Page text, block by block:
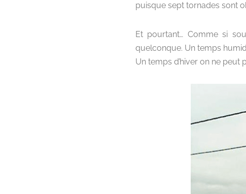
puisque sept tornades sont
Et pourtant… Comme si
quelconque. Un temps
Un temps d’hiver on ne peut